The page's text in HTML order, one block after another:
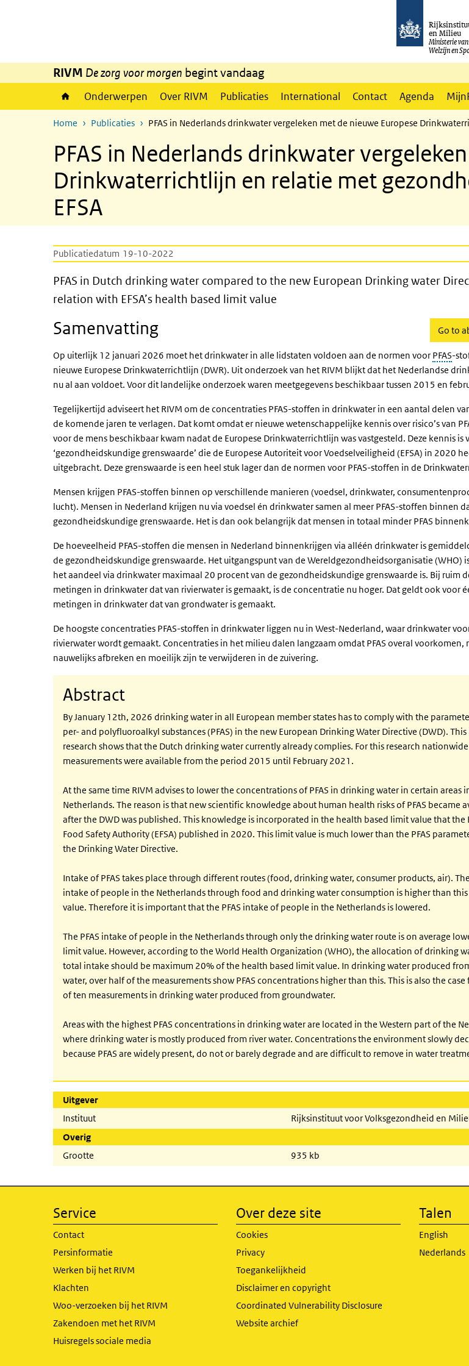
en Milieu
Ministerie
Welzijn en
RIVM De zorg voor morgen begint vandaag
Onderwerpen Over RIVM Publicaties International Contact Agenda
Home Publicaties PFAS in Nederlands drinkwater vergeleken met de nieuwe Europese
PFAS in Nederlands drinkwater
Drinkwaterrichtlijn en relatie met
EFSA
Publicatiedatum 19-10-2022
PFAS in Dutch drinking water compared to the new
PFAS in Dutch drinking water compared to the new European Drinking water
relation with EFSA’s health based limit value
Go to
Samenvatting
Op uiterlijk 12 januari 2026 moet het drinkwater in alle lidstaten voldoen aan de normen voor PFAS-
nieuwe Europese Drinkwaterrichtlijn (DWR). Uit onderzoek van het RIVM blijkt dat het Nederlandse
nu al aan voldoet. Voor dit landelijke onderzoek waren meetgegevens beschikbaar tussen 2015 en
Tegelijkertijd adviseert het RIVM om de concentraties PFAS-stoffen in drinkwater in een aantal delen
de komende jaren te verlagen. Dat komt omdat er nieuwe wetenschappelijke kennis over risico’s van
voor de mens beschikbaar kwam nadat de Europese Drinkwaterrichtlijn was vastgesteld. Deze kennis is
‘gezondheidskundige grenswaarde’ die de Europese Autoriteit voor Voedselveiligheid (EFSA) in 2020
uitgebracht. Deze grenswaarde is een heel stuk lager dan de normen voor PFAS-stoffen in de
Mensen krijgen PFAS-stoffen binnen op verschillende manieren (voedsel, drinkwater,
lucht). Mensen in Nederland krijgen nu via voedsel én drinkwater samen al meer PFAS-stoffen binnen
gezondheidskundige grenswaarde. Het is dan ook belangrijk dat mensen in totaal minder PFAS
De hoeveelheid PFAS-stoffen die mensen in Nederland binnenkrijgen via alléén drinkwater is
de gezondheidskundige grenswaarde. Het uitgangspunt van de Wereldgezondheidsorganisatie (WHO)
het aandeel via drinkwater maximaal 20 procent van de gezondheidskundige grenswaarde is. Bij ruim
metingen in drinkwater dat van rivierwater is gemaakt, is de concentratie nu hoger. Dat geldt ook voor
metingen in drinkwater dat van grondwater is gemaakt.
De hoogste concentraties PFAS-stoffen in drinkwater liggen nu in West-Nederland, waar drinkwater
rivierwater wordt gemaakt. Concentraties in het milieu dalen langzaam omdat PFAS overal voorkomen,
nauwelijks afbreken en moeilijk zijn te verwijderen in de zuivering.
Abstract
By January 12th, 2026 drinking water in all European member states has to comply with the
per- and polyfluoroalkyl substances (PFAS) in the new European Drinking Water Directive (DWD). This
research shows that the Dutch drinking water currently already complies. For this research nationwide
measurements were available from the period 2015 until February 2021.
At the same time RIVM advises to lower the concentrations of PFAS in drinking water in certain areas
Netherlands. The reason is that new scientific knowledge about human health risks of PFAS became
after the DWD was published. This knowledge is incorporated in the health based limit value that the
Food Safety Authority (EFSA) published in 2020. This limit value is much lower than the PFAS
the Drinking Water Directive.
Intake of PFAS takes place through different routes (food, drinking water, consumer products, air). The
intake of people in the Netherlands through food and drinking water consumption is higher than
value. Therefore it is important that the PFAS intake of people in the Netherlands is lowered.
The PFAS intake of people in the Netherlands through only the drinking water route is on average
limit value. However, according to the World Health Organization (WHO), the allocation of drinking
total intake should be maximum 20% of the health based limit value. In drinking water produced
water, over half of the measurements show PFAS concentrations higher than this. This is also the
of ten measurements in drinking water produced from groundwater.
Areas with the highest PFAS concentrations in drinking water are located in the Western part of the
where drinking water is mostly produced from river water. Concentrations the environment slowly
because PFAS are widely present, do not or barely degrade and are difficult to remove in water
Uitgever
Instituut
Rijksinstituut voor Volksgezondheid en
Overig
Grootte
935 kb
Service
Contact
Persinformatie
Werken bij het RIVM
Klachten
Woo-verzoeken bij het RIVM
Zakendoen met het RIVM
Huisregels sociale media
Over deze site
Cookies
Privacy
Toegankelijkheid
Disclaimer en copyright
Coordinated Vulnerability Disclosure
Website archief
Talen
English
Nederlands